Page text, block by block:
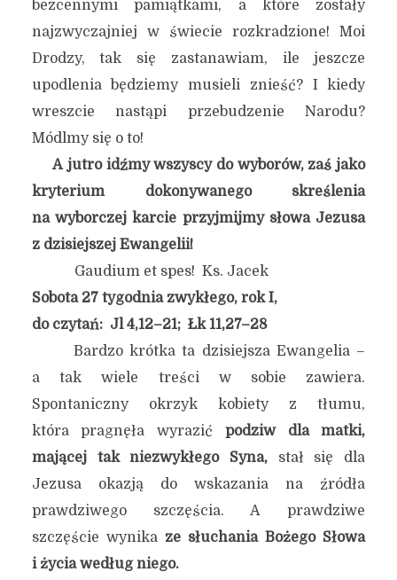
bezcennymi pamiątkami, a które zostały
najzwyczajniej w świecie rozkradzione! Moi
Drodzy, tak się zastanawiam, ile jeszcze
upodlenia będziemy musieli znieść? I kiedy
wreszcie nastąpi przebudzenie Narodu?
Módlmy się o to!
A jutro idźmy wszyscy do wyborów, zaś jako
kryterium dokonywanego skreślenia
na wyborczej karcie przyjmijmy słowa Jezusa
z dzisiejszej Ewangelii!
Gaudium et spes! Ks. Jacek
Sobota 27 tygodnia zwykłego, rok I,
do czytań: Jl 4,12–21; Łk 11,27–28
Bardzo krótka ta dzisiejsza Ewangelia –
a tak wiele treści w sobie zawiera.
Spontaniczny okrzyk kobiety z tłumu,
która pragnęła wyrazić podziw dla matki,
mającej tak niezwykłego Syna, stał się dla
Jezusa okazją do wskazania na źródła
prawdziwego szczęścia. A prawdziwe
szczęście wynika ze słuchania Bożego Słowa
i życia według niego.